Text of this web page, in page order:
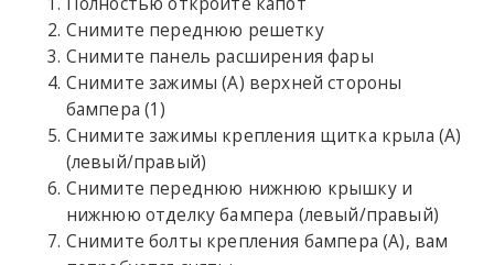
Снимите переднюю решетку
Снимите панель расширения фары
Снимите зажимы (A) верхней стороны
бампера (1)
Снимите зажимы крепления щитка крыла (A)
(левый/правый)
Снимите переднюю нижнюю крышку и
нижнюю отделку бампера (левый/правый)
Снимите болты крепления бампера (A), вам